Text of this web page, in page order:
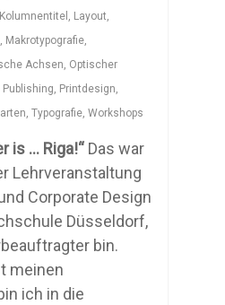
Kolumnentitel , Layout,
, Makrotypografie,
Achsen, Optischer
Publishing, Printdesign,
, Typografie, Workshops
is … Riga!“ Das war
Lehrveranstaltung
Corporate Design
Düsseldorf,
bin.
meinen
ich in die